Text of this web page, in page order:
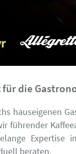
die
hauseigenen
führender
Expertise
beraten.